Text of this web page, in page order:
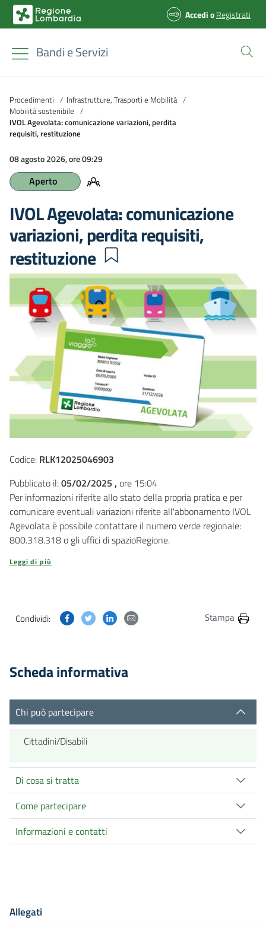
AccedioRegistrati
Bandi e Servizi
Procedimenti / Infrastrutture, Trasporti e Mobilità /
Mobilità sostenibile /
IVOL Agevolata: comunicazione variazioni, perdita
requisiti, restituzione
08 agosto 2026, ore 09:29
Aperto
IVOL Agevolata: comunicazione
variazioni, perdita requisiti,
restituzione
Codice: RLK12025046903
Pubblicato il:05/02/2025 , ore 15:04
Per informazioni riferite allo stato della propria pratica e per
comunicare eventuali variazioni riferite all'abbonamento IVOL
Agevolata è possibile contattare il numero verde regionale:
800.318.318 o gli uffici di spazioRegione.
Leggi di più
Condividi: Condividi questa pagina su Facebook
Condividi questa pagina su Twitter
Condividi questa pagina su Linkedin
Condividi questa pagina via
Stampa
Scheda informativa
Chi può partecipare
Cittadini/Disabili
Di cosa si tratta
Come partecipare
Informazioni e contatti
Allegati